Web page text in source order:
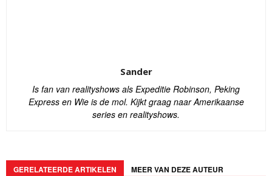
Sander
Is fan van realityshows als Expeditie Robinson, Peking
Express en Wie is de mol. Kijkt graag naar Amerikaanse
series en realityshows.
GERELATEERDE ARTIKELEN MEER VAN DEZE AUTEUR